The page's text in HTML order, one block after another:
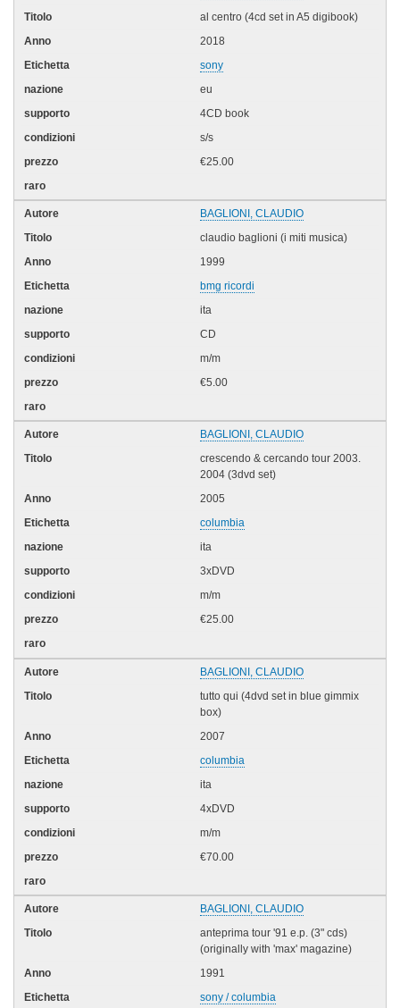
al centro (4cd set in A5 digibook)
2018
sony
eu
4CD book
s/s
€25.00
BAGLIONI, CLAUDIO
claudio baglioni (i miti musica)
1999
bmg ricordi
ita
CD
m/m
€5.00
BAGLIONI, CLAUDIO
crescendo & cercando tour 2003.
2004 (3dvd set)
2005
columbia
ita
3xDVD
m/m
€25.00
BAGLIONI, CLAUDIO
tutto qui (4dvd set in blue gimmix
box)
2007
columbia
ita
4xDVD
m/m
€70.00
BAGLIONI, CLAUDIO
anteprima tour '91 e.p. (3" cds)
(originally with 'max' magazine)
1991
sony / columbia